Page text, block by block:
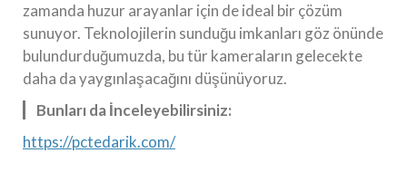
zamanda huzur arayanlar için de ideal bir çözüm
sunuyor. Teknolojilerin sunduğu imkanları göz önünde
bulundurduğumuzda, bu tür kameraların gelecekte
daha da yaygınlaşacağını düşünüyoruz.
Bunları da İnceleyebilirsiniz:
https://pctedarik.com/